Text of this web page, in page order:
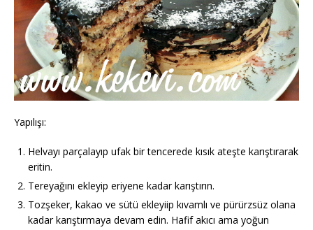
Yapılışı:
Helvayı parçalayıp ufak bir tencerede kısık ateşte karıştırarak
eritin.
Tereyağını ekleyip eriyene kadar karıştırın.
Tozşeker, kakao ve sütü ekleyiip kıvamlı ve pürürzsüz olana
kadar karıştırmaya devam edin. Hafif akıcı ama yoğun